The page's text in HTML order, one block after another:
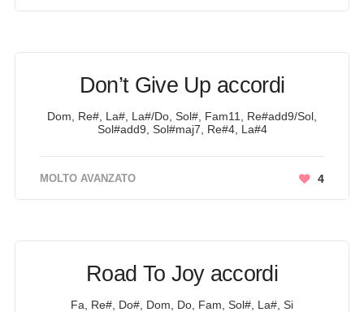
Don’t Give Up accordi
Dom, Re#, La#, La#/Do, Sol#, Fam11, Re#add9/Sol,
Sol#add9, Sol#maj7, Re#4, La#4
MOLTO AVANZATO 4
Road To Joy accordi
Fa, Re#, Do#, Dom, Do, Fam, Sol#, La#, Si